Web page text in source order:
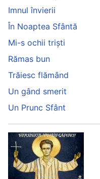
Imnul învierii
În Noaptea Sfântă
Mi-s ochii triști
Rămas bun
Trăiesc flămând
Un gând smerit
Un Prunc Sfânt